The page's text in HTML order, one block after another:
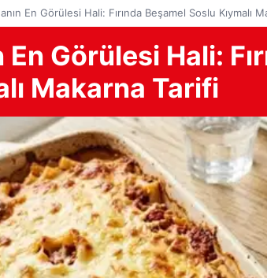
En Görülesi Hali: Fırında Beşamel Soslu Kıymalı
En Görülesi Hali:
Makarna Tarifi